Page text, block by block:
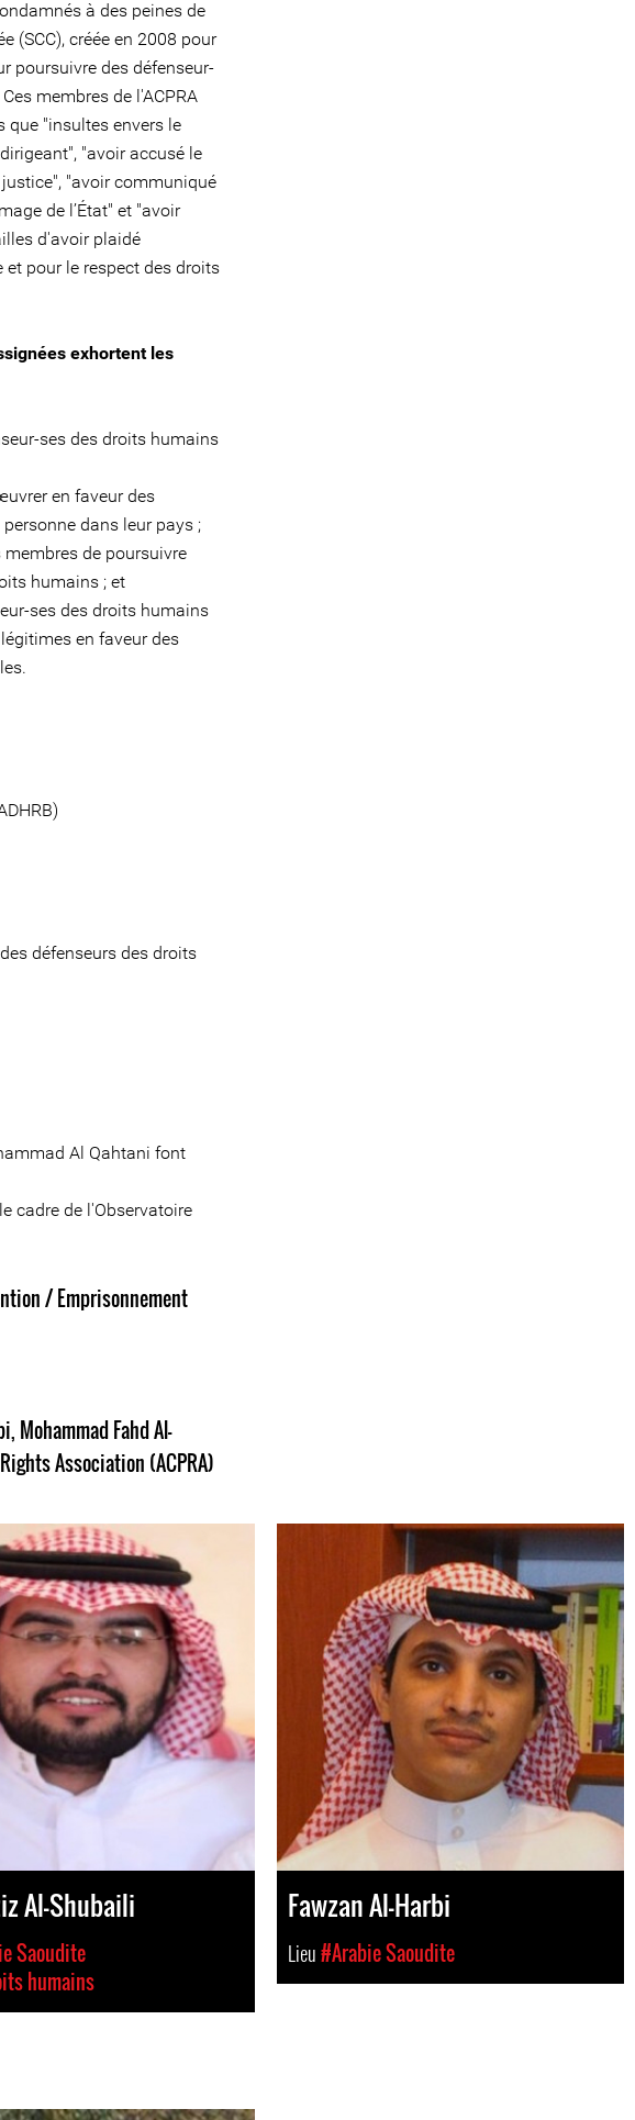
à des peines de
(SCC), créée en 2008 pour
poursuivre des défenseur-
membres de l'ACPRA
que "insultes envers le
"avoir accusé le
"avoir communiqué
de l’État" et "avoir
d'avoir plaidé
pour le respect des droits
exhortent les
ses des droits humains
en faveur des
dans leur pays ;
membres de poursuivre
humains ; et
ses des droits humains
en faveur des
défenseurs des droits
Al Qahtani font
cadre de l'Observatoire
/ Emprisonnement
, Mohammad Fahd Al-
Association (ACPRA)
Al-Shubaili
Saoudite
humains
Fawzan Al-Harbi
Lieu#Arabie Saoudite